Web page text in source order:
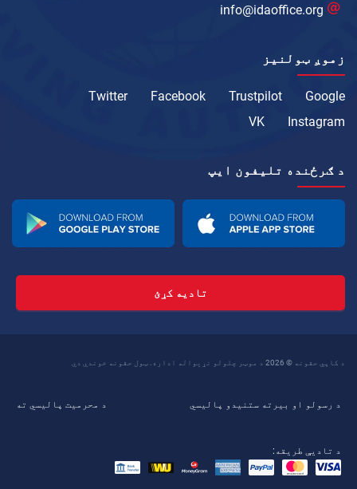
info@idaoffice.org
زموږ ټولنیز
Google
Trustpilot
Facebook
Twitter
Instagram
VK
د ګرځنده تلیفون ايپ
تادیه کړئ
د کاپي حقونه © 2026 د موټر چلولو نړیواله اداره. ټول حقونه خوندي دي
د رسولو او بیرته ستنیدو پالیسي د محرمیت پالیسي ته
د تادیې طریقه: